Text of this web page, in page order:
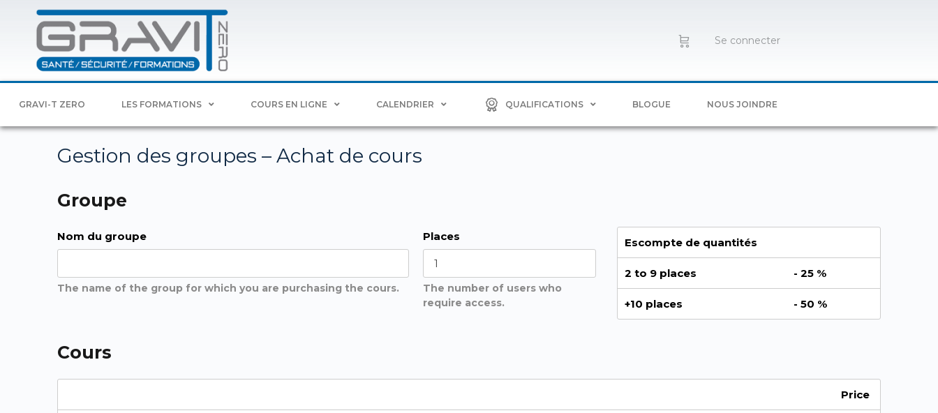
Se connecter
GRAVI-T ZERO LES FORMATIONS COURS EN LIGNE CALENDRIER QUALIFICATIONS BLOGUE NOUS JOINDRE
Gestion des groupes – Achat de cours
Groupe
Nom du groupe
The name of the group for which you are purchasing the cours.
Places
The number of users who
require access.
Escompte de quantités
2 to 9 places - 25 %
+10 places - 50 %
Cours
Price